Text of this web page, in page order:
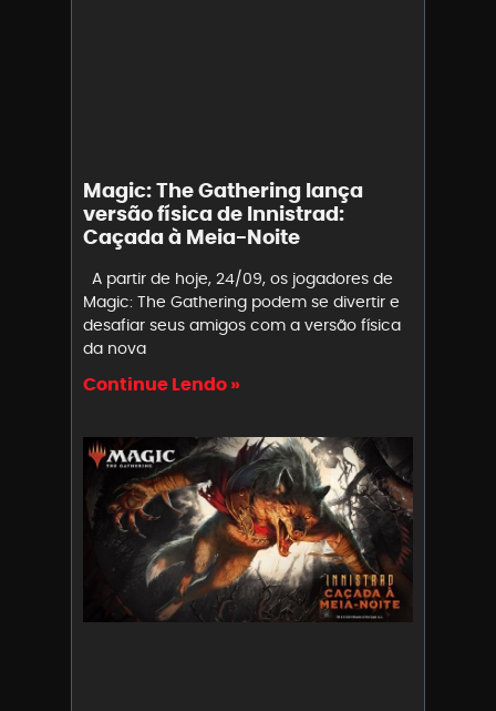
Magic: The Gathering lança
versão física de Innistrad:
Caçada à Meia-Noite
A partir de hoje, 24/09, os jogadores de
Magic: The Gathering podem se divertir e
desafiar seus amigos com a versão física
da nova
Continue Lendo »